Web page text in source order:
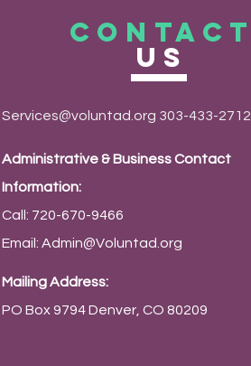
CONTACT
US
Services@voluntad.org 303-433-2712
Administrative & Business Contact
Information:
Call: 720-670-9466
Email:Admin@Voluntad.org
Mailing Address:
PO Box 9794 Denver, CO 80209